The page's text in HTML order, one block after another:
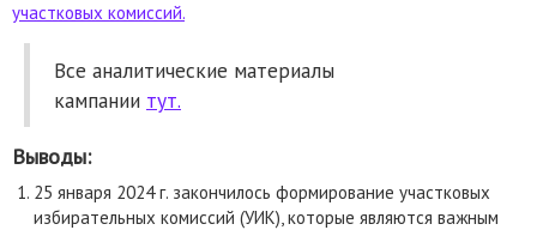
участковых комиссий.
Все аналитические материалы
кампании тут.
Выводы:
25 января 2024 г. закончилось формирование участковых
избирательных комиссий (УИК), которые являются важным